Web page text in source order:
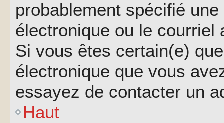
probablement spécifié
électronique ou le courriel
Si vous êtes certain(e)
électronique que vous
essayez de contacter un
Haut